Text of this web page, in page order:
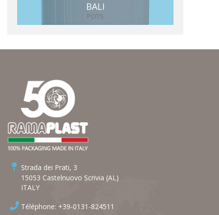
BALI
POTS
Strada dei Prati, 3
15053 Castelnuovo Scrivia (AL)
ITALY
Téléphone: +39-0131-824511